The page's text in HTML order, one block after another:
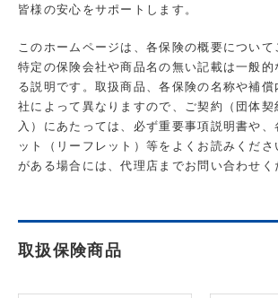
皆様の安心をサポートします。
このホームページは、各保険の概要について
特定の保険会社や商品名の無い記載は一般的
る説明です。取扱商品、各保険の名称や補
社によって異なりますので、ご契約（団体契
入）にあたっては、必ず重要事項説明書や
ット（リーフレット）等をよくお読みくだ
がある場合には、代理店までお問い合わせく
取扱保険商品